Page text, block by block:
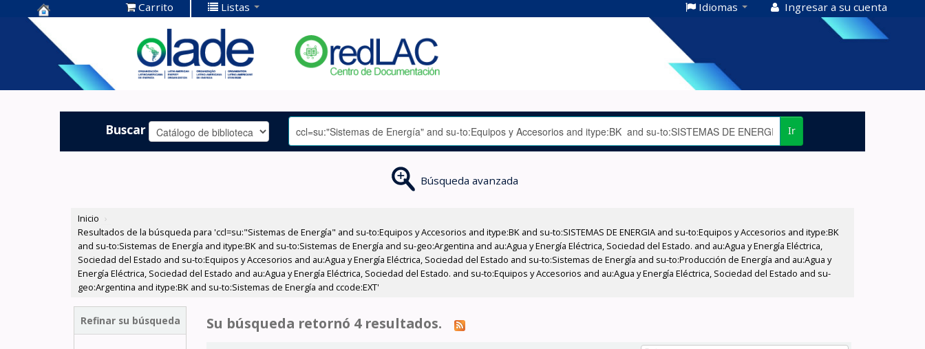
Centro de
Documentación
OLADE -
Carrito Listas Idiomas Ingresar a su cuenta
Buscar Ir
Búsqueda avanzada
Inicio ›
Resultados de la búsqueda para 'ccl=su:"Sistemas de Energía" and su-to:Equipos y Accesorios and itype:BK and su-to:SISTEMAS DE ENERGIA and su-to:Equipos y Accesorios and itype:BK
and su-to:Sistemas de Energía and itype:BK and su-to:Sistemas de Energía and su-geo:Argentina and au:Agua y Energía Eléctrica, Sociedad del Estado. and au:Agua y Energía Eléctrica,
Sociedad del Estado and su-to:Equipos y Accesorios and au:Agua y Energía Eléctrica, Sociedad del Estado and su-to:Sistemas de Energía and su-to:Producción de Energía and au:Agua y
Energía Eléctrica, Sociedad del Estado and au:Agua y Energía Eléctrica, Sociedad del Estado. and su-to:Equipos y Accesorios and au:Agua y Energía Eléctrica, Sociedad del Estado and su-
geo:Argentina and itype:BK and su-to:Sistemas de Energía and ccode:EXT'
Refinar su búsqueda Su búsqueda retornó 4 resultados.